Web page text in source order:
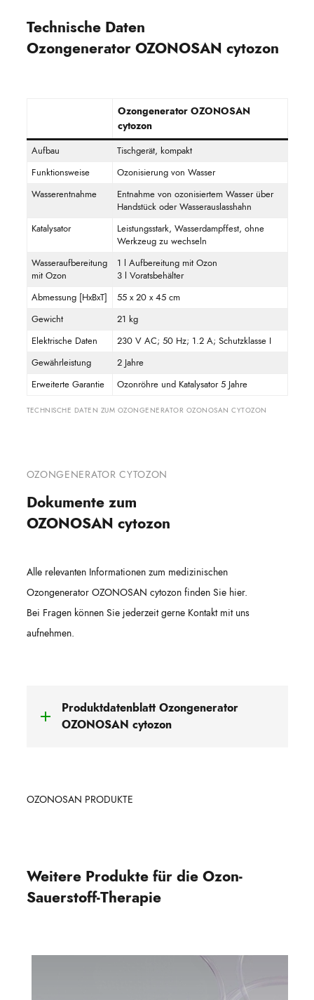
Technische Daten
Ozongenerator OZONOSAN cytozon
Ozongenerator OZONOSAN
cytozon
Aufbau
Tischgerät, kompakt
Funktionsweise
Ozonisierung von Wasser
Wasserentnahme
Entnahme von ozonisiertem Wasser über
Handstück oder Wasserauslasshahn
Katalysator
Leistungsstark, Wasserdampffest, ohne
Werkzeug zu wechseln
Wasseraufbereitung
mit Ozon
1 l Aufbereitung mit Ozon
3 l Voratsbehälter
Abmessung [HxBxT]
55 x 20 x 45 cm
Gewicht
21 kg
Elektrische Daten
230 V AC; 50 Hz; 1.2 A; Schutzklasse I
Gewährleistung
2 Jahre
Erweiterte Garantie
Ozonröhre und Katalysator 5 Jahre
TECHNISCHE DATEN ZUM OZONGENERATOR OZONOSAN CYTOZON
OZONGENERATOR CYTOZON
Dokumente zum
OZONOSAN cytozon
Alle relevanten Informationen zum medizinischen
Ozongenerator OZONOSAN cytozon finden Sie hier.
Bei Fragen können Sie jederzeit gerne Kontakt mit uns
aufnehmen.
Produktdatenblatt Ozongenerator
OZONOSAN cytozon
OZONOSAN PRODUKTE
Weitere Produkte für die Ozon-
Sauerstoff-Therapie